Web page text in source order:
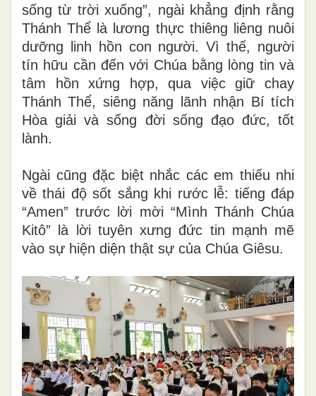
sống từ trời xuống”, ngài khẳng định rằng
Thánh Thể là lương thực thiêng liêng nuôi
dưỡng linh hồn con người. Vì thế, người
tín hữu cần đến với Chúa bằng lòng tin và
tâm hồn xứng hợp, qua việc giữ chay
Thánh Thể, siêng năng lãnh nhận Bí tích
Hòa giải và sống đời sống đạo đức, tốt
lành.
Ngài cũng đặc biệt nhắc các em thiếu nhi
về thái độ sốt sắng khi rước lễ: tiếng đáp
“Amen” trước lời mời “Mình Thánh Chúa
Kitô” là lời tuyên xưng đức tin mạnh mẽ
vào sự hiện diện thật sự của Chúa Giêsu.